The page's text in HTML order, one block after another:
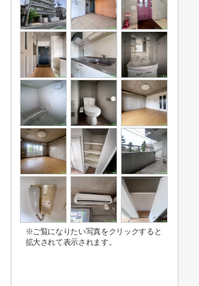
※ご覧になりたい写真をクリックすると
拡大されて表示されます。